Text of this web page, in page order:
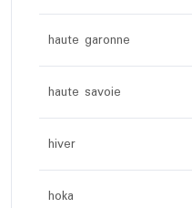
haute garonne
haute savoie
hiver
hoka